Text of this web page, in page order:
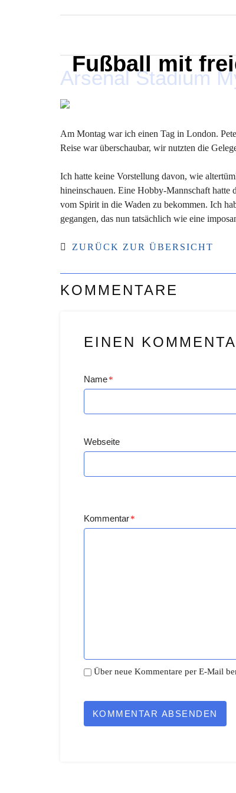
Fußball mit
Arsenal Stadium
Am Montag war ich einen Tag in London.
Reise war überschaubar, wir nutzten die
Ich hatte keine Vorstellung davon, wie
hineinschauen. Eine Hobby-Mannschaft hatte
vom Spirit in die Waden zu bekommen. Ich
gegangen, das nun tatsächlich wie eine
ZURÜCK ZUR ÜBERSICHT
KOMMENTARE
EINEN
Name*
Webseite
Kommentar*
Über neue Kommentare per E-Mail
KOMMENTAR ABSENDEN